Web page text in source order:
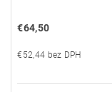
€64,50
€52,44 bez DPH